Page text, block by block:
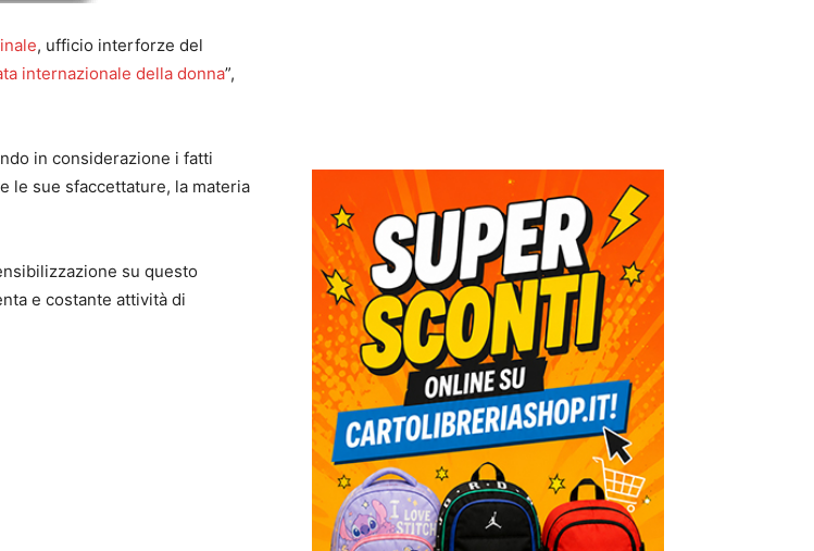
, ufficio interforze del
internazionale della donna”,
in considerazione i fatti
le sue sfaccettature, la materia
su questo
e costante attività di